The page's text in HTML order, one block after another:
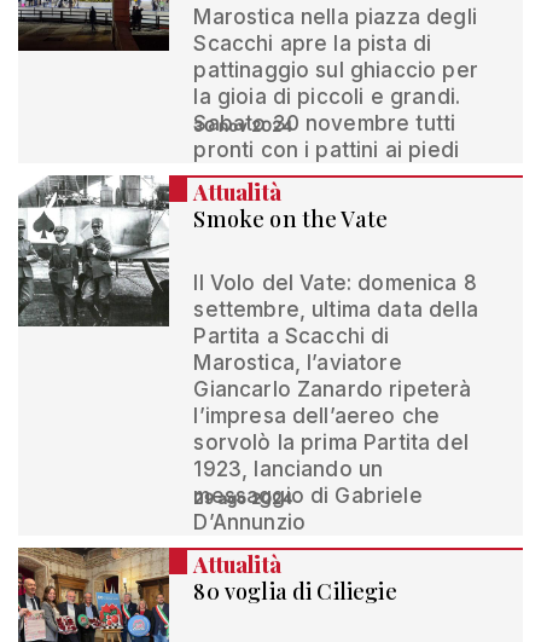
Marostica nella piazza degli
Scacchi apre la pista di
pattinaggio sul ghiaccio per
la gioia di piccoli e grandi.
Sabato 30 novembre tutti
pronti con i pattini ai piedi
30 nov 2024
Attualità
Smoke on the Vate
Il Volo del Vate: domenica 8
settembre, ultima data della
Partita a Scacchi di
Marostica, l’aviatore
Giancarlo Zanardo ripeterà
l’impresa dell’aereo che
sorvolò la prima Partita del
1923, lanciando un
messaggio di Gabriele
D’Annunzio
29 ago 2024
Attualità
80 voglia di Ciliegie